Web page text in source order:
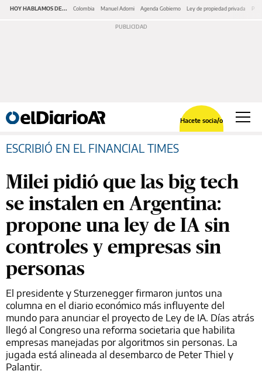
HOY HABLAMOS DE... Colombia Manuel Adorni Agenda Gobierno Ley de propiedad privada
Hacete socia/o
ESCRIBIÓ EN EL FINANCIAL TIMES
Milei pidió que las big tech
se instalen en Argentina:
propone una ley de IA sin
controles y empresas sin
personas
El presidente y Sturzenegger firmaron juntos una
columna en el diario económico más influyente del
mundo para anunciar el proyecto de Ley de IA. Días atrás
llegó al Congreso una reforma societaria que habilita
empresas manejadas por algoritmos sin personas. La
jugada está alineada al desembarco de Peter Thiel y
Palantir.